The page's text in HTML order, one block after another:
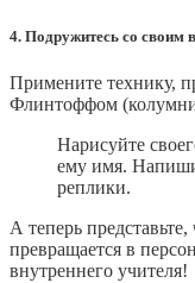
4. Подружитесь со своим
Примените технику,
Флинтоффом
Нарисуйте
ему имя.
реплики.
А теперь
превращается в
внутреннего учителя!